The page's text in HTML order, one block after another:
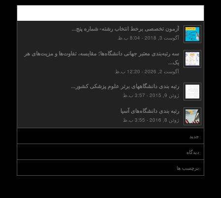
آزمون تخصصی برخط انتخاب رشته- شماره پنج...
آگوست 3, 2018 - 8:04 ب.ظ
سه رتبه‌بندی معتبر جهانی دانشگاه‌ها؛ مقایسه، تفاوت‌ها و مزیت‌های هر
یک...
آگوست 2, 2026 - 12:20 ب.ظ
رتبه بندی دانشگاههای برتر علوم پزشکی کشور...
ژوئن 9, 2015 - 3:57 ب.ظ
رتبه بندی دانشگاه‌های آسیا
ژوئن 8, 2016 - 3:55 ب.ظ
جدید
دیدگاه
برچسب ها